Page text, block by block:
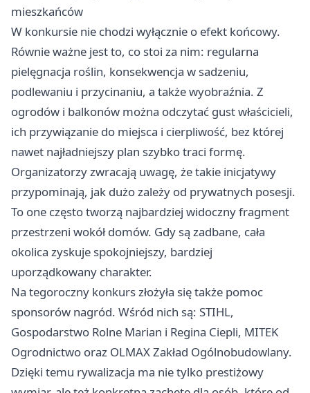
mieszkańców
W konkursie nie chodzi wyłącznie o efekt końcowy.
Równie ważne jest to, co stoi za nim: regularna
pielęgnacja roślin, konsekwencja w sadzeniu,
podlewaniu i przycinaniu, a także wyobraźnia. Z
ogrodów i balkonów można odczytać gust właścicieli,
ich przywiązanie do miejsca i cierpliwość, bez której
nawet najładniejszy plan szybko traci formę.
Organizatorzy zwracają uwagę, że takie inicjatywy
przypominają, jak dużo zależy od prywatnych posesji.
To one często tworzą najbardziej widoczny fragment
przestrzeni wokół domów. Gdy są zadbane, cała
okolica zyskuje spokojniejszy, bardziej
uporządkowany charakter.
Na tegoroczny konkurs złożyła się także pomoc
sponsorów nagród. Wśród nich są: STIHL,
Gospodarstwo Rolne Marian i Regina Ciepli, MITEK
Ogrodnictwo oraz OLMAX Zakład Ogólnobudowlany.
Dzięki temu rywalizacja ma nie tylko prestiżowy